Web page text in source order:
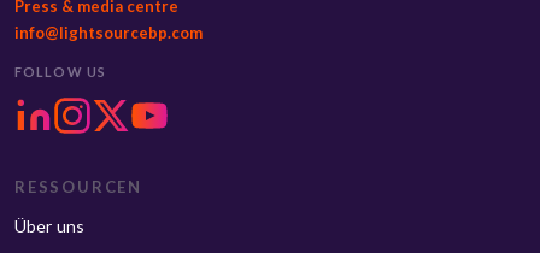
Press & media centre
info@lightsourcebp.com
FOLLOW US
RESSOURCEN
Über uns